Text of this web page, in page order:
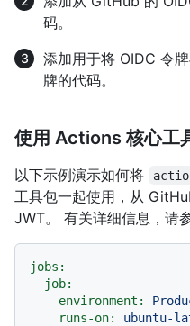
码。
添加用于将 OIDC 令
牌的代码。
使用 Actions 核心工
以下示例演示如何将
工具包一起使用，从
JWT。 有关详细信息，请
jobs:
job:
environment:
runs-on:
ubuntu-